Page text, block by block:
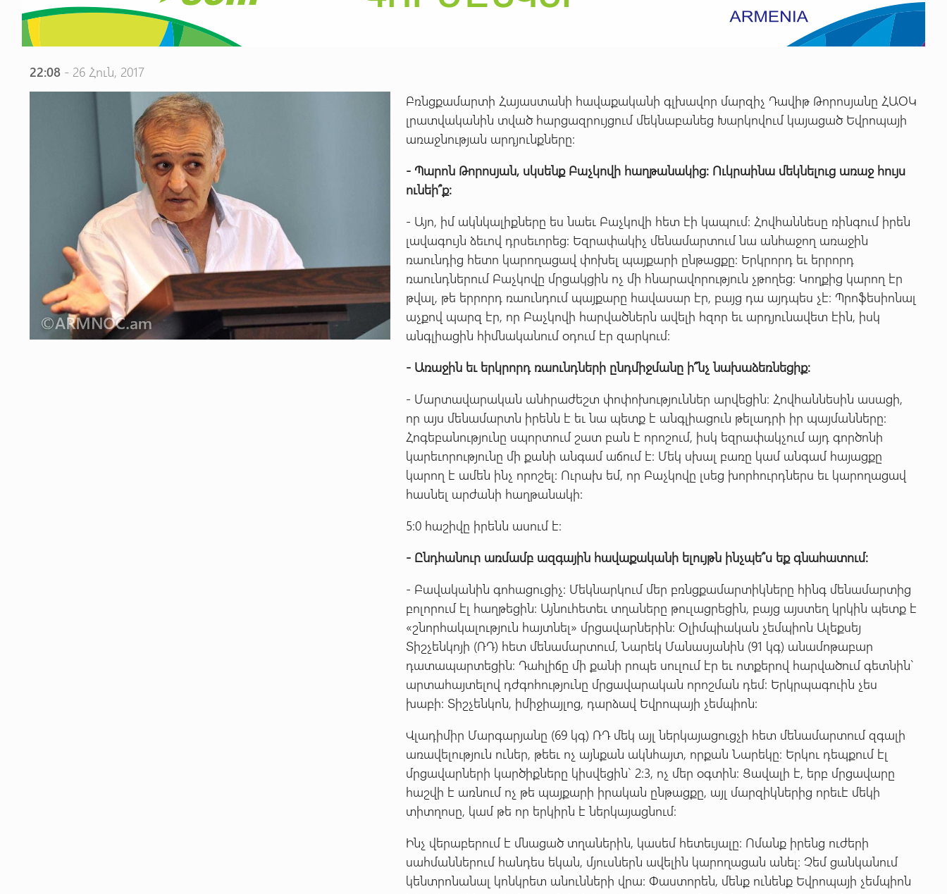
22:08 - 26 Հուն, 2017
Բռնցքամարտի Հայաստանի հավաքականի գլխավոր մարզիչ Դավիթ Թորոսյանը ՀԱՕԿ
լրատվականին տված հարցազրույցում մեկնաբանեց Խարկովում կայացած Եվրոպայի
առաջնության արդյունքները:
- Պարոն Թորոսյան, սկսենք Բաչկովի հաղթանակից: Ուկրաինա մեկնելուց առաջ հույս
ունեի՞ք:
- Այո, իմ ակնկալիքները ես նաեւ Բաչկովի հետ էի կապում: Հովհաննեսը ռինգում իրեն
լավագույն ձեւով դրսեւորեց: Եզրափակիչ մենամարտում նա անհաջող առաջին
ռաունդից հետո կարողացավ փոխել պայքարի ընթացքը: Երկրորդ եւ երրորդ
ռաունդներում Բաչկովը մրցակցին ոչ մի հնարավորություն չթողեց: Կողքից կարող էր
թվալ, թե երրորդ ռաունդում պայքարը հավասար էր, բայց դա այդպես չէ: Պրոֆեսիոնալ
աչքով պարզ էր, որ Բաչկովի հարվածներն ավելի հզոր եւ արդյունավետ էին, իսկ
անգլիացին հիմնականում օդում էր զարկում:
- Առաջին եւ երկրորդ ռաունդների ընդմիջմանը ի՞նչնախաձեռնեցիք:
- Մարտավարական անհրաժեշտ փոփոխություններ արվեցին: Հովհաննեսին ասացի,
որ այս մենամարտն իրենն է եւ նա պետք է անգլիացուն թելադրի իր պայմանները:
Հոգեբանությունը սպորտում շատ բան է որոշում, իսկ եզրափակչում այդ գործոնի
կարեւորությունը մի քանի անգամ աճում է: Մեկ սխալ բառը կամ անգամ հայացքը
կարող է ամեն ինչ որոշել: Ուրախ եմ, որ Բաչկովը լսեց խորհուրդներս եւ կարողացավ
հասնել արժանի հաղթանակի:
5:0 հաշիվը իրենն ասում է:
- Ընդհանուր առմամբ ազգային հավաքականի ելույթն ինչպե՞ս եքգնահատում:
- Բավականին գոհացուցիչ: Մեկնարկում մեր բռնցքամարտիկները հինգ մենամարտից
բոլորում էլ հաղթեցին: Այնուհետեւ տղաները թուլացրեցին, բայց այստեղ կրկին պետք է
«շնորհակալություն հայտնել» մրցավարներին: Օլիմպիական չեմպիոն Ալեքսեյ
Տիշչենկոյի (ՌԴ) հետ մենամարտում, Նարեկ Մանասյանին (91 կգ) անամոթաբար
դատապարտեցին: Դահլիճը մի քանի րոպե սուլում էր եւ ոտքերով հարվածում գետնին`
արտահայտելով դժգոհությունը մրցավարական որոշման դեմ: Երկրպագուին չես
խաբի: Տիշչենկոն, իմիջիայլոց, դարձավ Եվրոպայի չեմպիոն:
Վլադիմիր Մարգարյանը (69 կգ) ՌԴ մեկ այլ ներկայացուցչի հետ մենամարտում զգալի
առավելություն ուներ, թեեւ ոչ այնքան ակնհայտ, որքան Նարեկը: Երկու դեպքում էլ
մրցավարների կարծիքները կիսվեցին` 2:3, ոչ մեր օգտին: Ցավալի է, երբ մրցավարը
հաշվի է առնում ոչ թե պայքարի իրական ընթացքը, այլ մարզիկներից որեւէ մեկի
տիտղոսը, կամ թե որ երկիրն է ներկայացնում:
Ինչ վերաբերում է մնացած տղաներին, կասեմ հետեւյալը: Ոմանք իրենց ուժերի
սահմաններում հանդես եկան, մյուսներն ավելին կարողացան անել: Չեմ ցանկանում
կենտրոնանալ կոնկրետ անունների վրա: Փաստորեն, մենք ունենք Եվրոպայի չեմպիոն